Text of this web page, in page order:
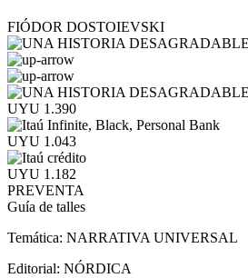
FIÓDOR DOSTOIEVSKI
UYU 1.390
UYU 1.043
UYU 1.182
PREVENTA
Guía de talles
Temática: NARRATIVA UNIVERSAL
Editorial: NÓRDICA